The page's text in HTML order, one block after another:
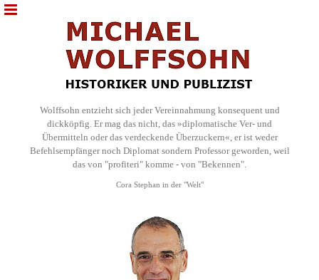
Wolffsohn entzieht sich jeder Vereinnahmung konsequent und
dickköpfig. Er mag das nicht, das »diplomatische Ver- und
Übermitteln oder das verdeckende Überzuckern«, er ist weder
Befehlsempfänger noch Diplomat sondern Professor geworden, weil
das von "profiteri" komme - von "Bekennen".
Cora Stephan in der "Welt"